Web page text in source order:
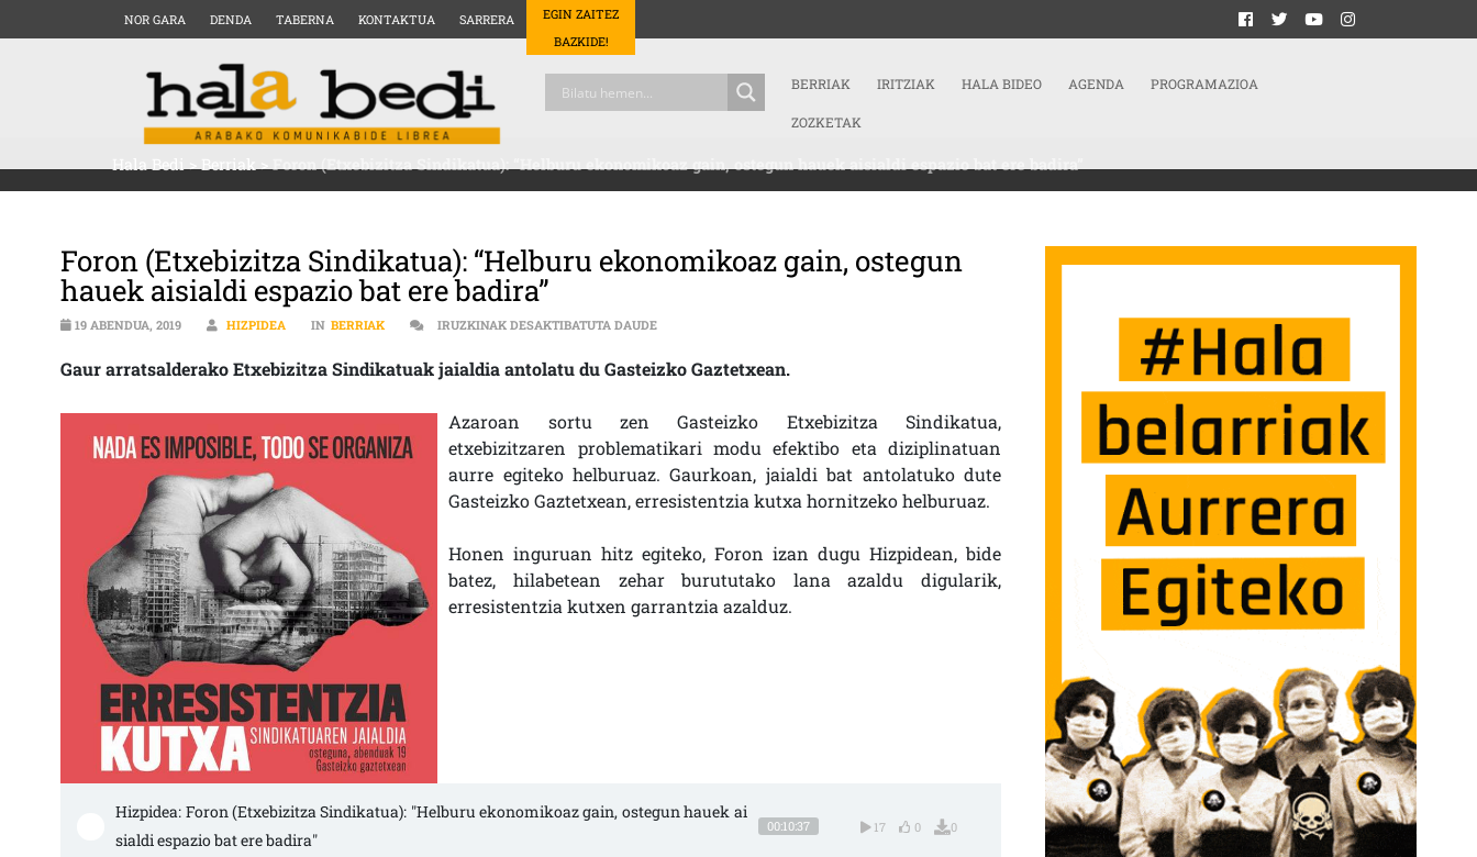
NOR GARA DENDA TABERNA KONTAKTUA SARRERA
EGIN ZAITEZ
BAZKIDE!
BERRIAK IRITZIAK HALA BIDEO AGENDA PROGRAMAZIOA
ZOZKETAK
Hala Bedi>Berriak>Foron (Etxebizitza Sindikatua): “Helburu ekonomikoaz gain, ostegun hauek aisialdi espazio bat ere badira”
Foron (Etxebizitza Sindikatua): “Helburu ekonomikoaz gain, ostegun
hauek aisialdi espazio bat ere badira”
19 ABENDUA, 2019 HIZPIDEA IN BERRIAK IRUZKINAK DESAKTIBATUTA DAUDEFORON (ETXEBIZITZA SINDIKATUA): “HELBURU EKONOMIKOAZ GAIN, OSTEGUN HAUEK AISIALDI ESPAZIO BAT ERE BADIRA” SARRERAN
Gaur arratsalderako Etxebizitza Sindikatuak jaialdia antolatu du Gasteizko Gaztetxean.
Azaroan sortu zen Gasteizko Etxebizitza Sindikatua,
etxebizitzaren problematikari modu efektibo eta diziplinatuan
aurre egiteko helburuaz. Gaurkoan, jaialdi bat antolatuko dute
Gasteizko Gaztetxean, erresistentzia kutxa hornitzeko helburuaz.
Honen inguruan hitz egiteko, Foron izan dugu Hizpidean, bide
batez, hilabetean zehar burututako lana azaldu digularik,
erresistentzia kutxen garrantzia azalduz.
Hizpidea: Foron (Etxebizitza Sindikatua): "Helburu ekonomikoaz gain, ostegun hauek ai
sialdi espazio bat ere badira"
00:10:37 17 0 0